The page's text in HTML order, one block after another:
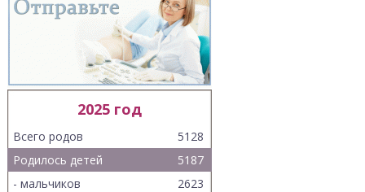
2025 год
Всего родов
5128
Родилось детей
5187
- мальчиков
2623